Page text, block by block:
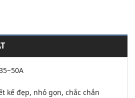
kế đẹp, nhỏ gọn, chắc chắn